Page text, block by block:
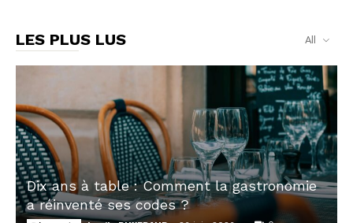
LES PLUS LUS All
Dix ans à table : Comment la gastronomie
a réinventé ses codes ?